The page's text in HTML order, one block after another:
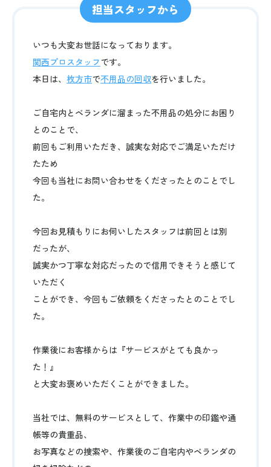
担当スタッフから
いつも大変お世話になっております。
関西プロスタッフです。
本日は、 枚方市で不用品の回収を行いました。
ご自宅内とベランダに溜まった不用品の処分にお困り
とのことで、
前回もご利用いただき、誠実な対応でご満足いただけ
たため
今回も当社にお問い合わせをくださったとのことでし
た。
今回お見積もりにお伺いしたスタッフは前回とは別
だったが、
誠実かつ丁寧な対応だったので信用できそうと感じて
いただく
ことができ、今回もご依頼をくださったとのことでし
た。
作業後にお客様からは『サービスがとても良かっ
た！』
と大変お褒めいただくことができました。
当社では、無料のサービスとして、作業中の印鑑や通
帳等の貴重品、
お写真などの捜索や、作業後のご自宅内やベランダの